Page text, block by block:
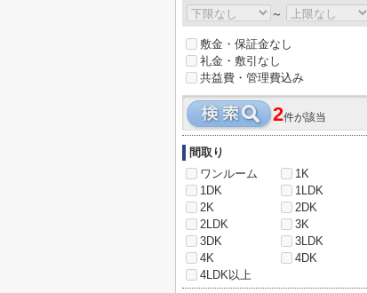
～
敷金・保証金なし
礼金・敷引なし
共益費・管理費込み
2件が該当
間取り
ワンルーム
1K
1DK
1LDK
2K
2DK
2LDK
3K
3DK
3LDK
4K
4DK
4LDK以上